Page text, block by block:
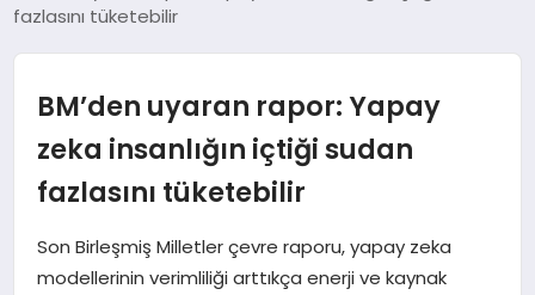
SPOR
EĞITIM
SAĞLIK
fazlasını tüketebilir
BM’den uyaran rapor: Yapay
zeka insanlığın içtiği sudan
fazlasını tüketebilir
Son Birleşmiş Milletler çevre raporu, yapay zeka
modellerinin verimliliği arttıkça enerji ve kaynak